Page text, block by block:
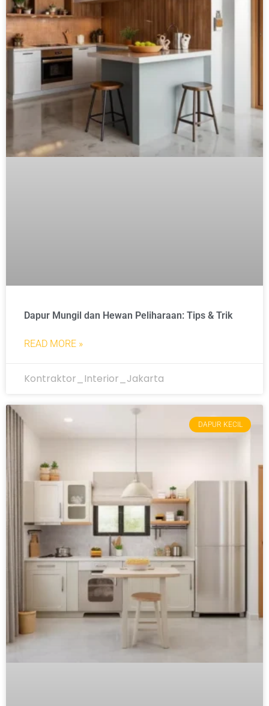
Dapur Mungil dan Hewan Peliharaan: Tips & Trik
READ MORE »
Kontraktor_Interior_Jakarta
DAPUR KECIL